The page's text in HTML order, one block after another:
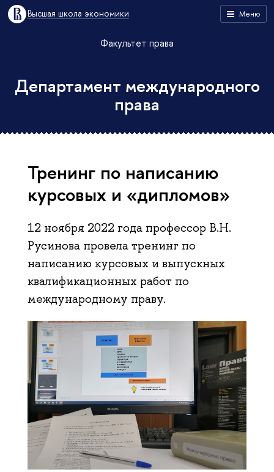
Меню
Высшая школа экономики
Факультет права
Департамент международного
права
Тренинг по написанию
курсовых и «дипломов»
12 ноября 2022 года профессор В.Н.
Русинова провела тренинг по
написанию курсовых и выпускных
квалификационных работ по
международному праву.